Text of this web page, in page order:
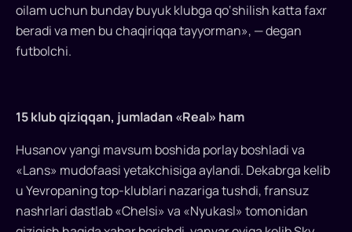
ro‘y
berdi.
O‘zbekistonlik
himoyachi
Husanov
nihoyat
«Manchester
Siti»
futbolchisiga
oilam uchun bunday buyuk klubga qo‘shilish katta faxr
beradi va men bu chaqiriqqa tayyorman», — degan
futbolchi.
15 klub qiziqqan, jumladan «Real» ham
Husanov yangi mavsum boshida porlay boshladi va
«Lans» mudofaasi yetakchisiga aylandi. Dekabrga kelib
u Yevropaning top-klublari nazariga tushdi, fransuz
nashrlari dastlab «Chelsi» va «Nyukasl» tomonidan